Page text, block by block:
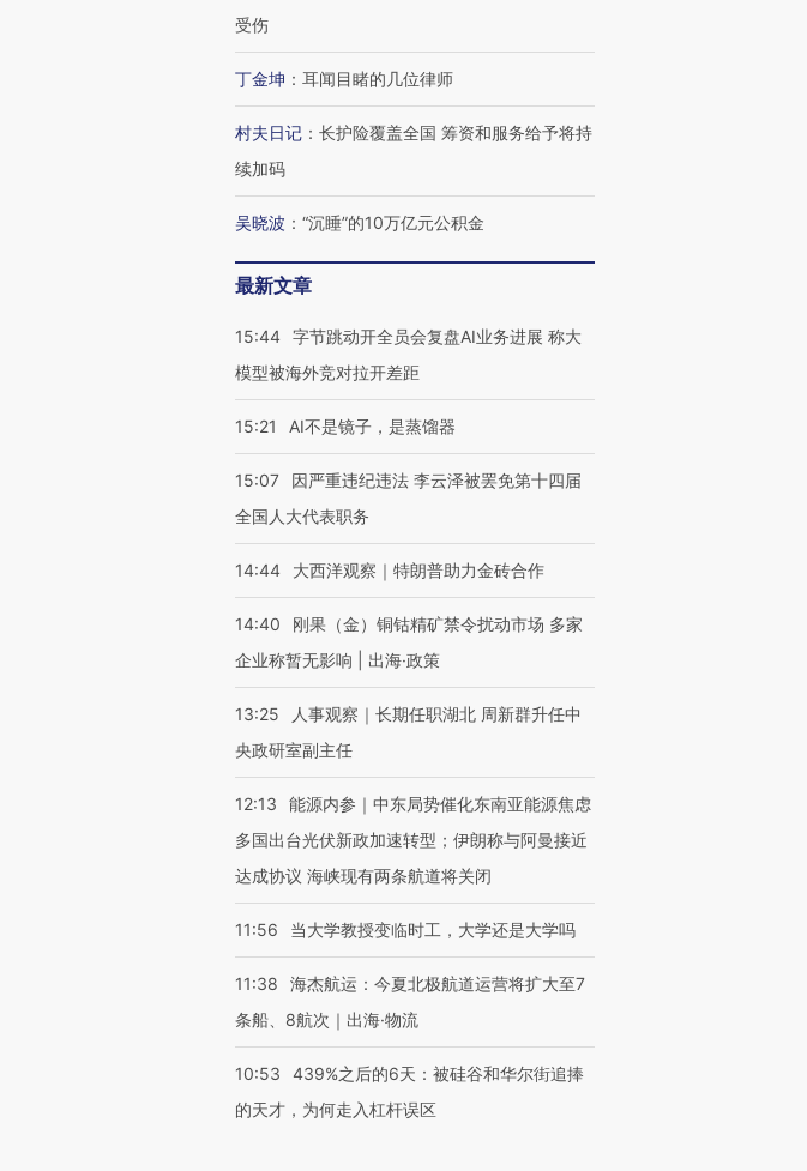
受伤
丁金坤 ： 耳闻目睹的几位律师
村夫日记 ： 长护险覆盖全国 筹资和服务给予将持
续加码
吴晓波 ： “沉睡”的10万亿元公积金
最新文章
15:44 字节跳动开全员会复盘AI业务进展 称大
模型被海外竞对拉开差距
15:21 AI不是镜子，是蒸馏器
15:07
因严重违纪违法 李云泽被罢免第十四届
全国人大代表职务
14:44 大西洋观察｜特朗普助力金砖合作
14:40
刚果（金）铜钴精矿禁令扰动市场 多家
企业称暂无影响 | 出海·政策
13:25
人事观察｜长期任职湖北 周新群升任中
央政研室副主任
12:13
能源内参｜中东局势催化东南亚能源焦虑
多国出台光伏新政加速转型；伊朗称与阿曼接近
达成协议 海峡现有两条航道将关闭
11:56 当大学教授变临时工，大学还是大学吗
11:38
海杰航运：今夏北极航道运营将扩大至7
条船、8航次｜出海·物流
10:53
439%之后的6天：被硅谷和华尔街追捧
的天才，为何走入杠杆误区